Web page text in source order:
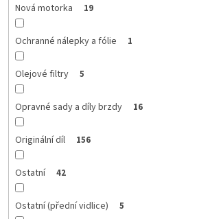
Nová motorka 19
Ochranné nálepky a fólie 1
Olejové filtry 5
Opravné sady a díly brzdy 16
Originální díl 156
Ostatní 42
Ostatní (přední vidlice) 5